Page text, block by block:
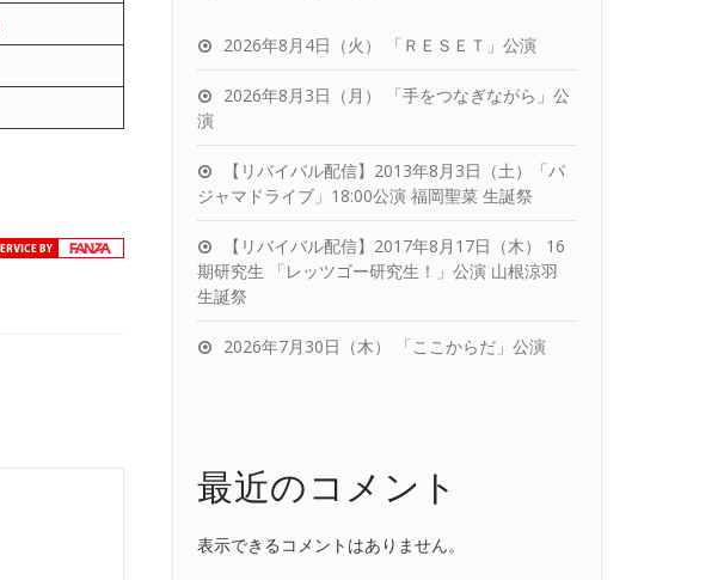
2026年8月4日（火） 「ＲＥＳＥＴ」公演
2026年8月3日（月） 「手をつなぎながら」公
演
【リバイバル配信】2013年8月3日（土）「パ
ジャマドライブ」18:00公演 福岡聖菜 生誕祭
【リバイバル配信】2017年8月17日（木） 16
期研究生 「レッツゴー研究生！」公演 山根涼羽
生誕祭
2026年7月30日（木） 「ここからだ」公演
最近のコメント
表示できるコメントはありません。